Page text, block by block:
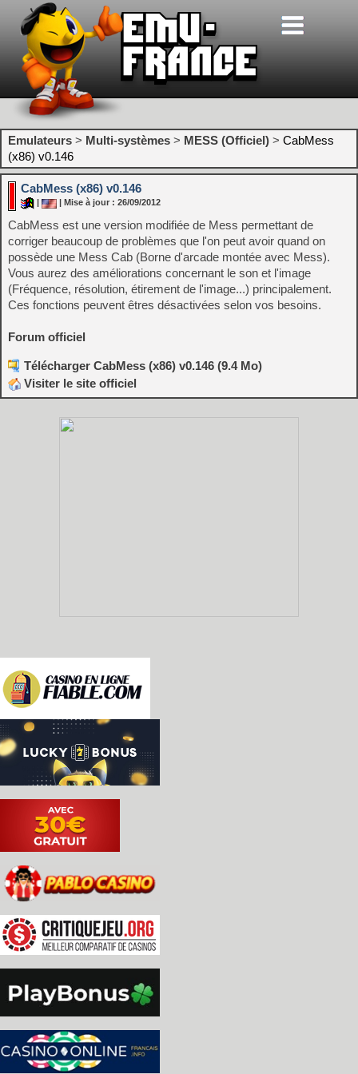
Emulateurs > Multi-systèmes > MESS (Officiel) > CabMess
(x86) v0.146
CabMess (x86) v0.146
| Mise à jour : 26/09/2012
CabMess est une version modifiée de Mess permettant de
corriger beaucoup de problèmes que l'on peut avoir quand on
possède une Mess Cab (Borne d'arcade montée avec Mess).
Vous aurez des améliorations concernant le son et l'image
(Fréquence, résolution, étirement de l'image...) principalement.
Ces fonctions peuvent êtres désactivées selon vos besoins.
Forum officiel
Télécharger CabMess (x86) v0.146 (9.4 Mo)
Visiter le site officiel